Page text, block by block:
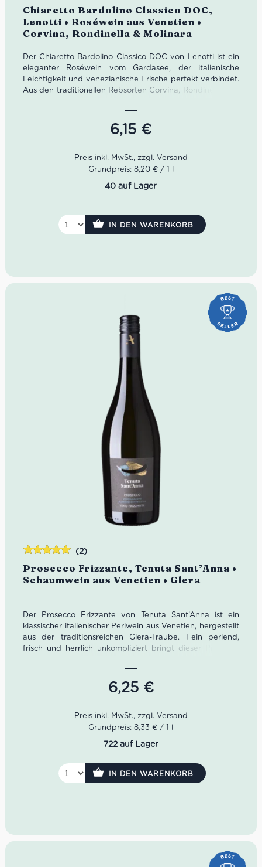
Chiaretto Bardolino Classico DOC,
Lenotti • Roséwein aus Venetien •
Corvina, Rondinella & Molinara
Der Chiaretto Bardolino Classico DOC von Lenotti ist ein
eleganter Roséwein vom Gardasee, der italienische
Leichtigkeit und venezianische Frische perfekt verbindet.
Aus den traditionellen Rebsorten Corvina, Rondinella und
Noten, zarter Frucht und angenehm trockenem
Charakter. Ein klassischer Bardolino Chiaretto für
Aperitivo, Sommerabende, Antipasti und mediterrane
Farbe: Zartrosa
Geschmack: frisch, trocken, lebhaft, harmonisch
6,15 €
Bewertet
mit4.78
von 5
Grundpreis: 8,20 € / 1 l
40 auf Lager
IN DEN WARENKORB
Prosecco Frizzante, Tenuta Sant’Anna •
Schaumwein aus Venetien • Glera
(2)
Der Prosecco Frizzante von Tenuta Sant’Anna ist ein
klassischer italienischer Perlwein aus Venetien, hergestellt
aus der traditionsreichen Glera-Traube. Fein perlend,
frisch und herrlich unkompliziert bringt dieser Prosecco
direkt ins Glas. In der Nase zeigen sich elegante Noten
von Akazienblüten, Birne und weißem Pfirsich. Am
Gaumen wirkt der Prosecco Frizzante weich, lebendig
vielseitiger italienischer Frizzante für entspannte
Sommerabende, Aperitivo-Momente und mediterrane
Region:
Venetien, Italien
Farbe:Helles Strohgelb
6,25 €
mit5.00von
5
Grundpreis: 8,33 € / 1 l
722 auf Lager
IN DEN WARENKORB